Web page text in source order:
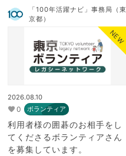
「100年活躍ナビ」事務局（東
京都）
NEW
2026.08.10
0 ボランティア
利用者様の囲碁のお相手をし
てくださるボランティアさん
を募集しています。